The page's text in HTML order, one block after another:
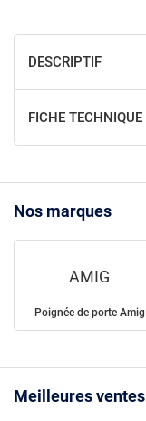
DESCRIPTIF
FICHE TECHNIQUE
Nos marques
AMIG
Poignée de porte Amig
Meilleures ventes